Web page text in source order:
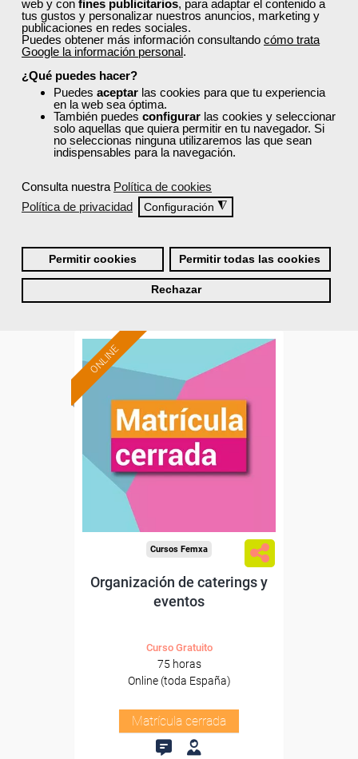
web y con fines publicitarios, para adaptar el contenido a
tus gustos y personalizar nuestros anuncios, marketing y
publicaciones en redes sociales.
Puedes obtener más información consultando cómo trata
Google la información personal.
¿Qué puedes hacer?
Puedes aceptar las cookies para que tu experiencia
en la web sea óptima.
También puedes configurar las cookies y seleccionar
solo aquellas que quiera permitir en tu navegador. Si
no seleccionas ninguna utilizaremos las que sean
indispensables para la navegación.
Consulta nuestra Política de cookies
Política de privacidad
Configuración ◮
Permitir cookies Permitir todas las cookies
Rechazar
Organización comercial
120 horas
Online (Madrid )
Matrícula cerrada
4 56
ONLINE
Cursos Femxa
Organización de caterings y
eventos
Curso Gratuito
75 horas
Online (toda España)
Matrícula cerrada